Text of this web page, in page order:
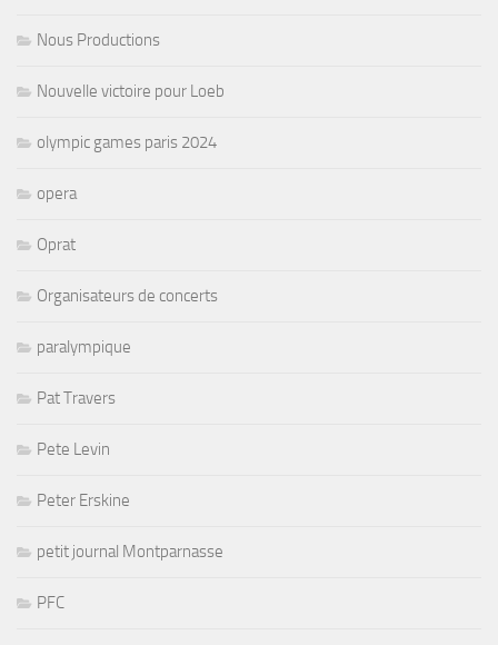
Nous Productions
Nouvelle victoire pour Loeb
olympic games paris 2024
opera
Oprat
Organisateurs de concerts
paralympique
Pat Travers
Pete Levin
Peter Erskine
petit journal Montparnasse
PFC